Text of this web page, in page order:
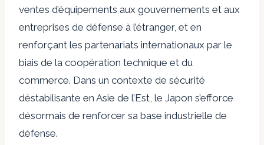
ventes d’équipements aux gouvernements et aux
entreprises de défense à l’étranger, et en
renforçant les partenariats internationaux par le
biais de la coopération technique et du
commerce. Dans un contexte de sécurité
déstabilisante en Asie de l’Est, le Japon s’efforce
désormais de renforcer sa base industrielle de
défense.